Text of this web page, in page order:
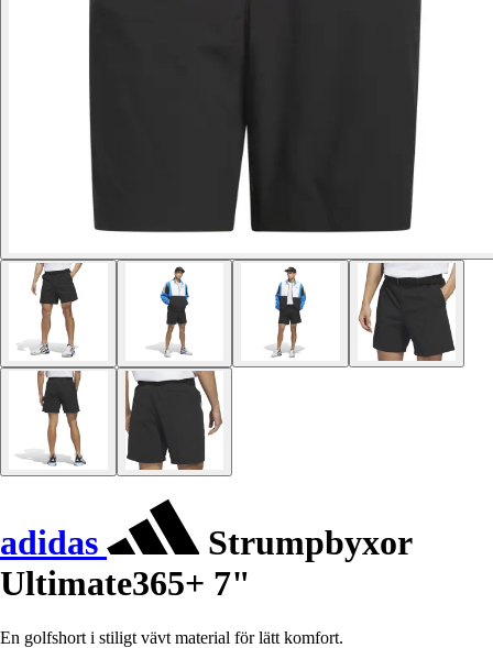
adidas
Strumpbyxor
Ultimate365+ 7"
En golfshort i stiligt vävt material för lätt komfort.